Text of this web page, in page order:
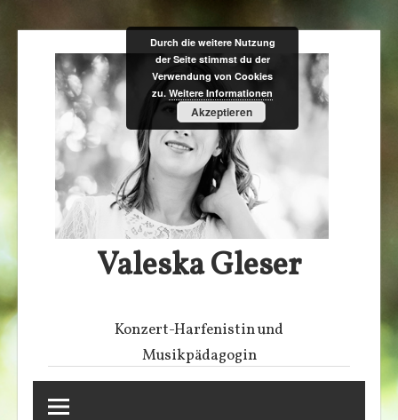
Inhalt
springen
Valeska Gleser
Konzert-Harfenistin und
Musikpädagogin
Durch die weitere Nutzung
der Seite stimmst du der
Verwendung von Cookies
zu. Weitere Informationen
Akzeptieren